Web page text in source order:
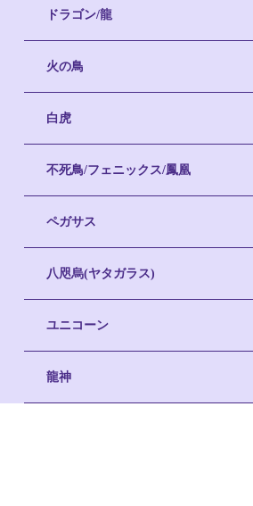
ドラゴン/龍
火の鳥
白虎
不死鳥/フェニックス/鳳凰
ペガサス
八咫烏(ヤタガラス)
ユニコーン
龍神